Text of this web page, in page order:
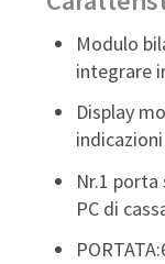
Modulo
integrare
Display
Nr.1 porta
PC di